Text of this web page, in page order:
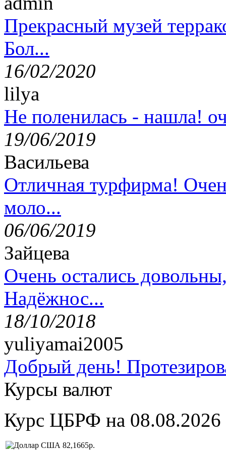
Прекрасный музей
Бол...
16/02/2020
lilya
Не поленилась - нашла!
19/06/2019
Васильева
Отличная турфирма!
моло...
06/06/2019
Зайцева
Очень остались
Надёжнос...
18/10/2018
yuliyamai2005
Добрый день!
Курсы валют
Курс ЦБРФ на 08.08.2026
82,1665р.